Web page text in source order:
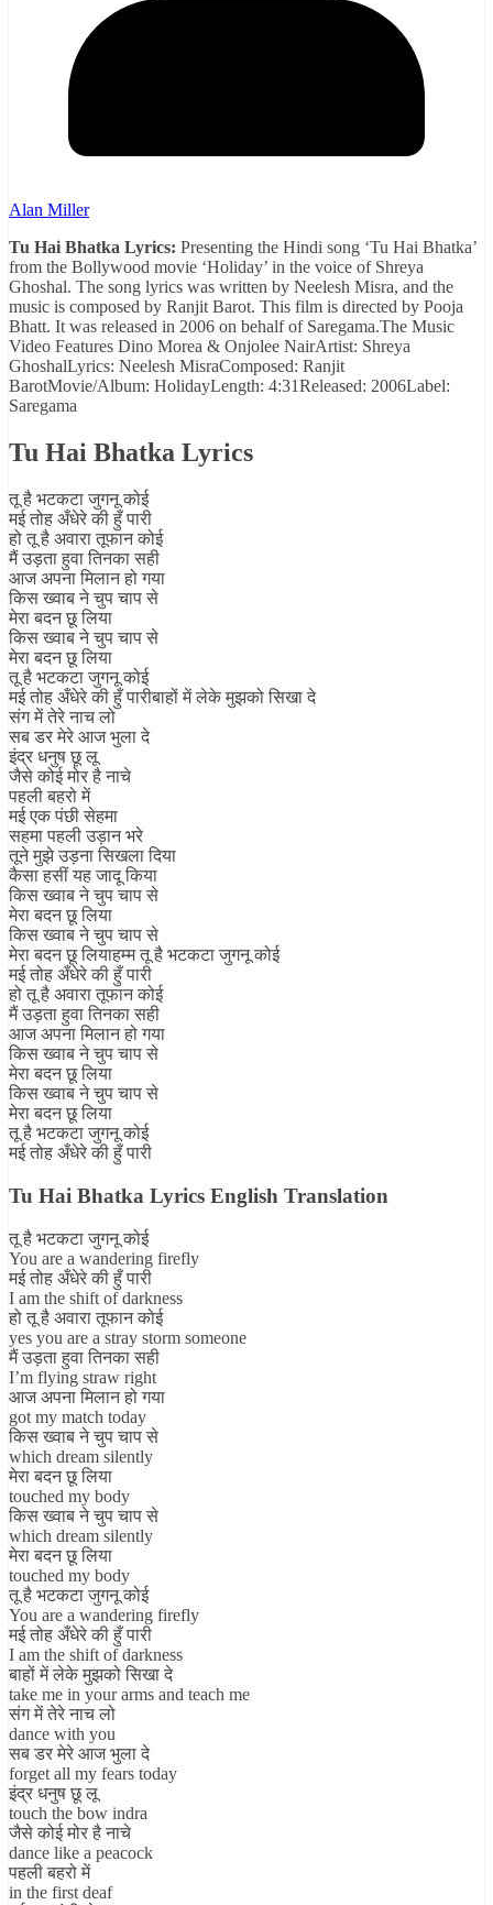
Alan Miller
Tu Hai Bhatka Lyrics: Presenting the Hindi song ‘Tu Hai Bhatka’
from the Bollywood movie ‘Holiday’ in the voice of Shreya
Ghoshal. The song lyrics was written by Neelesh Misra, and the
music is composed by Ranjit Barot. This film is directed by Pooja
Bhatt. It was released in 2006 on behalf of Saregama.The Music
Video Features Dino Morea & Onjolee NairArtist: Shreya
GhoshalLyrics: Neelesh MisraComposed: Ranjit
BarotMovie/Album: HolidayLength: 4:31Released: 2006Label:
Saregama
Tu Hai Bhatka Lyrics
तू है भटकटा जुगनू कोई
मई तोह अँधेरे की हुँ पारी
हो तू है अवारा तूफान कोई
मैं उड़ता हुवा तिनका सही
आज अपना मिलान हो गया
किस ख्वाब ने चुप चाप से
मेरा बदन छू लिया
किस ख्वाब ने चुप चाप से
मेरा बदन छू लिया
तू है भटकटा जुगनू कोई
मई तोह अँधेरे की हुँ पारीबाहों में लेके मुझको सिखा दे
संग में तेरे नाच लो
सब डर मेरे आज भुला दे
इंद्र धनुष छू लू
जैसे कोई मोर है नाचे
पहली बहरो में
मई एक पंछी सेहमा
सहमा पहली उड़ान भरे
तूने मुझे उड़ना सिखला दिया
कैसा हसीं यह जादू किया
किस ख्वाब ने चुप चाप से
मेरा बदन छू लिया
किस ख्वाब ने चुप चाप से
मेरा बदन छू लियाहम्म तू है भटकटा जुगनू कोई
मई तोह अँधेरे की हुँ पारी
हो तू है अवारा तूफान कोई
मैं उड़ता हुवा तिनका सही
आज अपना मिलान हो गया
किस ख्वाब ने चुप चाप से
मेरा बदन छू लिया
किस ख्वाब ने चुप चाप से
मेरा बदन छू लिया
तू है भटकटा जुगनू कोई
मई तोह अँधेरे की हुँ पारी
Tu Hai Bhatka Lyrics English Translation
तू है भटकटा जुगनू कोई
You are a wandering firefly
मई तोह अँधेरे की हुँ पारी
I am the shift of darkness
हो तू है अवारा तूफान कोई
yes you are a stray storm someone
मैं उड़ता हुवा तिनका सही
I’m flying straw right
आज अपना मिलान हो गया
got my match today
किस ख्वाब ने चुप चाप से
which dream silently
मेरा बदन छू लिया
touched my body
किस ख्वाब ने चुप चाप से
which dream silently
मेरा बदन छू लिया
touched my body
तू है भटकटा जुगनू कोई
You are a wandering firefly
मई तोह अँधेरे की हुँ पारी
I am the shift of darkness
बाहों में लेके मुझको सिखा दे
take me in your arms and teach me
संग में तेरे नाच लो
dance with you
सब डर मेरे आज भुला दे
forget all my fears today
इंद्र धनुष छू लू
touch the bow indra
जैसे कोई मोर है नाचे
dance like a peacock
पहली बहरो में
in the first deaf